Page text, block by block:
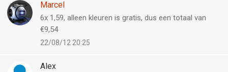
Marcel
6x 1,59, alleen kleuren is gratis, dus een totaal van
€9,54
22/08/12 20:25
Alex